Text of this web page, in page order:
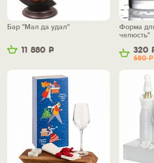
11 880 Р
Бар "Мал да удал"
320
680Р
Форма
челюсть"